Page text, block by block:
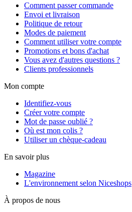
Comment passer commande
Envoi et livraison
Politique de retour
Modes de paiement
Comment utiliser votre compte
Promotions et bons d'achat
Vous avez d'autres questions ?
Clients professionnels
Mon compte
Identifiez-vous
Créer votre compte
Mot de passe oublié ?
Où est mon colis ?
Utiliser un chèque-cadeau
En savoir plus
Magazine
L'environnement selon Niceshops
À propos de nous